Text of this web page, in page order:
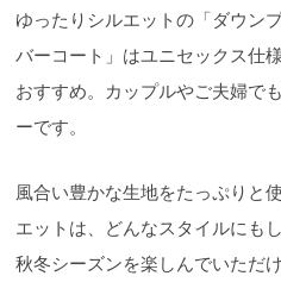
ゆったりシルエットの「ダウン
バーコート」はユニセックス仕
おすすめ。カップルやご夫婦で
ーです。
風合い豊かな生地をたっぷりと
エットは、どんなスタイルにも
秋冬シーズンを楽しんでいただけ